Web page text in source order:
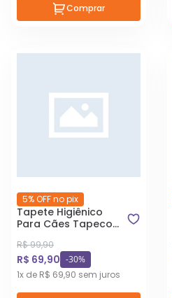
Comprar
5% OFF no pix
Tapete Higiênico
Para Cães Tapeco
Unidades
R$ 99,90
R$ 69,90 -30%
1x de R$ 69,90 sem juros